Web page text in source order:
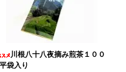
川根八十八夜摘み煎茶１００
袋入り